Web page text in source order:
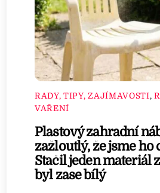
RADY, TIPY, ZAJÍMAVOSTI,
VAŘENÍ
Plastový zahradní
zažloutlý, že jsme ho
Stačil jeden materiál
byl zase bílý